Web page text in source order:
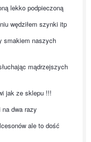
lekko podpieczoną
wędziłem szynki itp
smakiem naszych
mądrzejszych
jak ze sklepu !!!
dwa razy
ale to dość